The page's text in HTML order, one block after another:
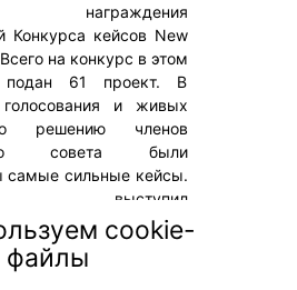
награждения
Конкурса кейсов New
на конкурс в этом
61 проект. В
голосования и живых
решению членов
совета были
самые сильные кейсы.
выступил
партнером
На мероприятии
весенний выпуск
cookie-
файлы